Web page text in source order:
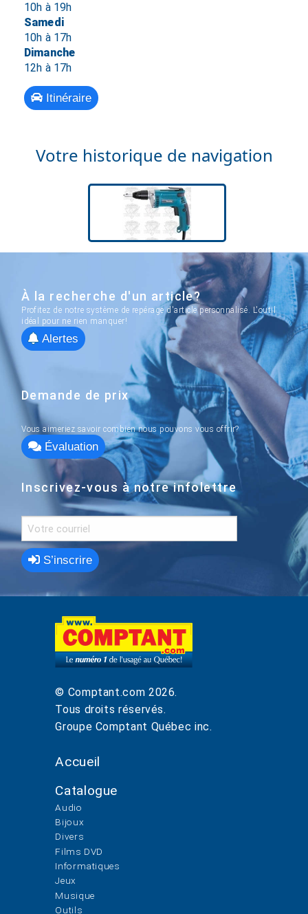
10h à 19h
Samedi
10h à 17h
Dimanche
12h à 17h
Itinéraire
Votre historique de navigation
À la recherche d'un article?
Profitez de notre système de repérage d'article personnalisé. L'outil
idéal pour ne rien manquer!
Alertes
Demande de prix
Vous aimeriez savoir combien nous pouvons vous offrir?
Évaluation
Inscrivez-vous à notre infolettre
S’inscrire
© Comptant.com 2026.
Tous droits réservés.
Groupe Comptant Québec inc.
Accueil
Catalogue
Audio
Bijoux
Divers
Films DVD
Informatiques
Jeux
Musique
Outils